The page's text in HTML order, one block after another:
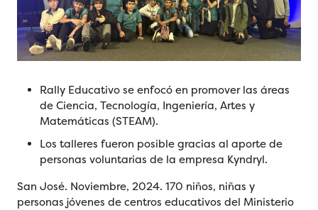
Rally Educativo se enfocó en promover las áreas
de Ciencia, Tecnología, Ingeniería, Artes y
Matemáticas (STEAM).
Los talleres fueron posible gracias al aporte de
personas voluntarias de la empresa Kyndryl.
San José. Noviembre, 2024. 170 niños, niñas y
personas jóvenes de centros educativos del Ministerio